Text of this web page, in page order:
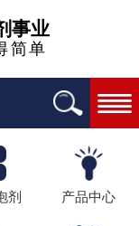
事业
简单
剂 产品中心